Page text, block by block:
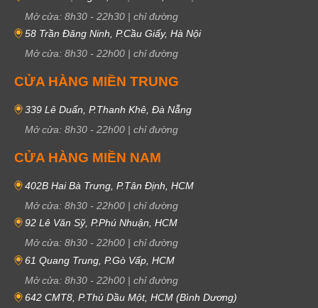
Mở cửa: 8h30 - 22h30 | chỉ đường
58 Trần Đăng Ninh, P.Cầu Giấy, Hà Nội
Mở cửa: 8h30 - 22h00 | chỉ đường
CỬA HÀNG MIỀN TRUNG
339 Lê Duẩn, P.Thanh Khê, Đà Nẵng
Mở cửa: 8h30 - 22h00 | chỉ đường
CỬA HÀNG MIỀN NAM
402B Hai Bà Trưng, P.Tân Định, HCM
Mở cửa: 8h30 - 22h00 | chỉ đường
92 Lê Văn Sỹ, P.Phú Nhuận, HCM
Mở cửa: 8h30 - 22h00 | chỉ đường
61 Quang Trung, P.Gò Vấp, HCM
Mở cửa: 8h30 - 22h00 | chỉ đường
642 CMT8, P.Thủ Dầu Một, HCM (Bình Dương)